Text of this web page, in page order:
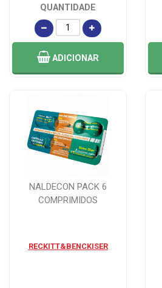
QUANTIDADE
ADICIONAR
NALDECON PACK 6
COMPRIMIDOS
RECKITT&BENCKISER